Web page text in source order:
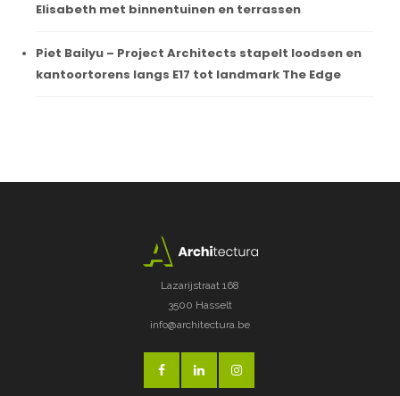
Elisabeth met binnentuinen en terrassen
Piet Bailyu – Project Architects stapelt loodsen en
kantoortorens langs E17 tot landmark The Edge
Lazarijstraat 168
3500 Hasselt
info@architectura.be